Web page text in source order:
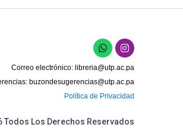
Correo electrónico: libreria@utp.ac.pa
buzondesugerencias@utp.ac.pa
Política de Privacidad
Todos Los Derechos Reservados